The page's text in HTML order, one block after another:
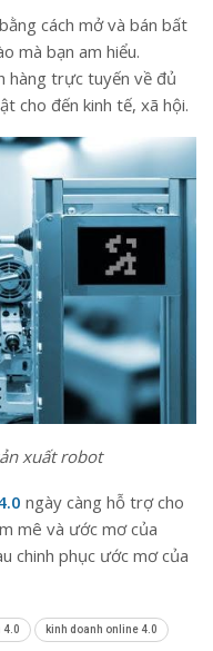
cách mở và bán bất
mà bạn am hiểu.
hàng trực tuyến về đủ
cho đến kinh tế, xã hội.
xuất robot
ngày càng hỗ trợ cho
mê và ước mơ của
chinh phục ước mơ của
4.0 kinh doanh online 4.0